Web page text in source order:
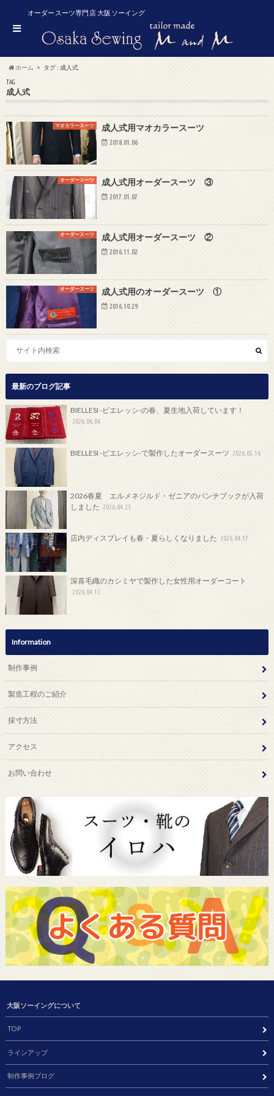
オーダースーツ専門店 大阪ソーイング
ホーム タグ : 成人式
TAG
成人式
マオカラースーツ 成人式用マオカラースーツ
2018.01.06
オーダースーツ 成人式用オーダースーツ ③
2017.01.07
オーダースーツ 成人式用オーダースーツ ②
2016.11.02
オーダースーツ 成人式用のオーダースーツ ①
2016.10.29
最新のブログ記事
BIELLESI -ビエレッシ-の春、夏生地入荷しています！
2026.06.04
BIELLESI -ビエレッシ-で製作したオーダースーツ 2026.05.16
2026春夏 エルメネジルド・ゼニアのバンチブックが入荷
しました 2026.04.23
店内ディスプレイも春・夏らしくなりました 2026.04.17
深喜毛織のカシミヤで製作した女性用オーダーコート
2026.04.12
Information
制作事例
製造工程のご紹介
採寸方法
アクセス
お問い合わせ
大阪ソーイングについて
TOP
ラインアップ
制作事例ブログ